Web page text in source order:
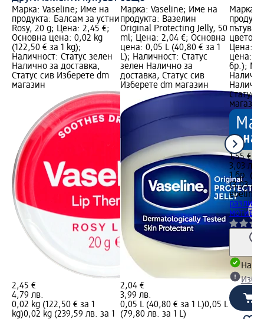
Марка: Vaseline; Име на
продукта: Балсам за устни
Rosy, 20 g; Цена: 2,45 €;
Основна цена: 0,02 kg
(122,50 € за 1 kg);
Наличност: Статус зелен
Налично за доставка,
Статус сив Изберете dm
магазин
2,45 €
4,79 лв.
0,02 kg (122,50 € за 1
kg)0,02 kg (239,59 лв. за 1
Марка: Vaseline; Име на
продукта: Вазелин
Original Protecting Jelly, 50
ml; Цена: 2,04 €; Основна
цена: 0,05 L (40,80 € за 1
L); Наличност: Статус
зелен Налично за
доставка, Статус сив
Изберете dm магазин
2,04 €
3,99 лв.
0,05 L (40,80 € за 1 L)0,05 L
(79,80 лв. за 1 L)
Марка:
Цена:
цена: 1
бр.);
Статус
магазин
1,55 €
3,03 лв.
1 бр.
(3,03
ebelin
мотиви,